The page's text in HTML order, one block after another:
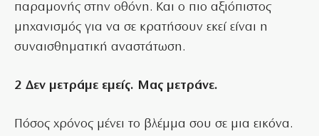
παραμονής στην οθόνη. Και ο πιο αξιόπιστος
μηχανισμός για να σε κρατήσουν εκεί είναι η
συναισθηματική αναστάτωση.
2 Δεν μετράμε εμείς. Μας μετράνε.
Πόσος χρόνος μένει το βλέμμα σου σε μια εικόνα.